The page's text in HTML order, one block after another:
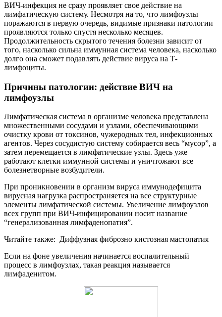
ВИЧ-инфекция не сразу проявляет свое действие на
лимфатическую систему. Несмотря на то, что лимфоузлы
поражаются в первую очередь, видимые признаки патологии
проявляются только спустя несколько месяцев.
Продолжительность скрытого течения болезни зависит от
того, насколько сильна иммунная система человека, насколько
долго она сможет подавлять действие вируса на Т-
лимфоциты.
Причины патологии: действие ВИЧ на
лимфоузлы
Лимфатическая система в организме человека представлена
множественными сосудами и узлами, обеспечивающими
очистку крови от токсинов, чужеродных тел, инфекционных
агентов. Через сосудистую систему собирается весь “мусор”, а
затем перемещается в лимфатические узлы. Здесь уже
работают клетки иммунной системы и уничтожают все
болезнетворные возбудители.
При проникновении в организм вируса иммунодефицита
вирусная нагрузка распространяется на все структурные
элементы лимфатической системы. Увеличение лимфоузлов
всех групп при ВИЧ-инфицировании носит название
“генерализованная лимфаденопатия”.
Читайте также: Диффузная фиброзно кистозная мастопатия
Если на фоне увеличения начинается воспалительный
процесс в лимфоузлах, такая реакция называется
лимфаденитом.